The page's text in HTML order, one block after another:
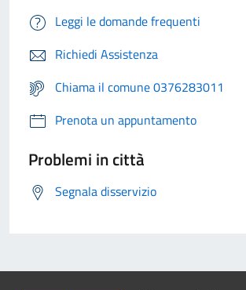
Leggi le domande frequenti
Richiedi Assistenza
Chiama il comune 0376283011
Prenota un appuntamento
Problemi in città
Segnala disservizio